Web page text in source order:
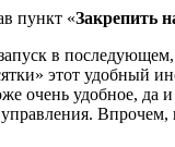
пункт «Закрепить
в последующем,
этот удобный
очень удобное, да
Впрочем,